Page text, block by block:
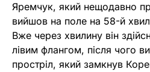
Яремчук, який нещодавно
вийшов на поле на 58-й
Вже через хвилину він
лівим флангом, після чого
простріл, який замкнув